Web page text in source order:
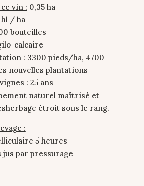
vin : 0,35 ha
hl / ha
bouteilles
calcaire
: 3300 pieds/ha, 4700
nouvelles plantations
: 25 ans
naturel maîtrisé et
étroit sous le rang.
:
5 heures
jus par pressurage